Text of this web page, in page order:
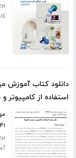
استفاده از کامپیوتر
۴۱ صفحه